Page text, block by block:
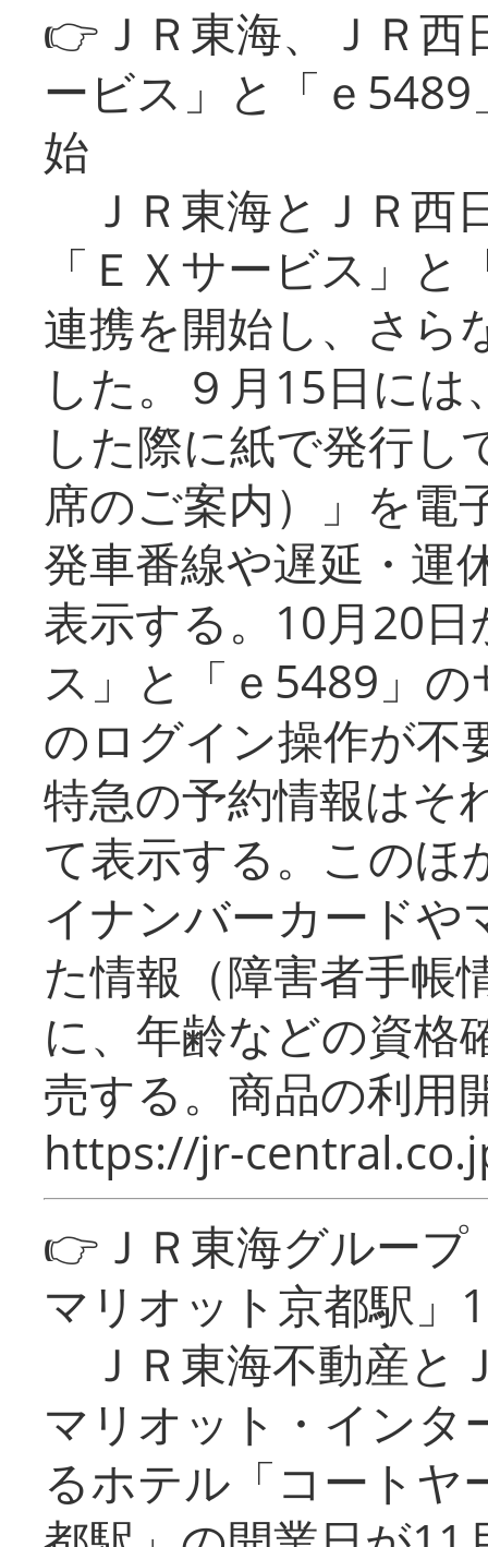
👉ＪＲ東海、ＪＲ
ービス」と「ｅ
始
ＪＲ東海とＪＲ西
「ＥＸサービス」
連携を開始し、さら
した。９月15日に
した際に紙で発行し
席のご案内）」を電
発車番線や遅延・運
表示する。10月20
ス」と「ｅ5489」
のログイン操作が不
特急の予約情報はそ
て表示する。このほ
イナンバーカードや
た情報（障害者手帳
に、年齢などの資格
売する。商品の利用
https://jr-
👉ＪＲ東海グルー
マリオット京都駅」
ＪＲ東海不動産と
マリオット・インタ
るホテル「コートヤ